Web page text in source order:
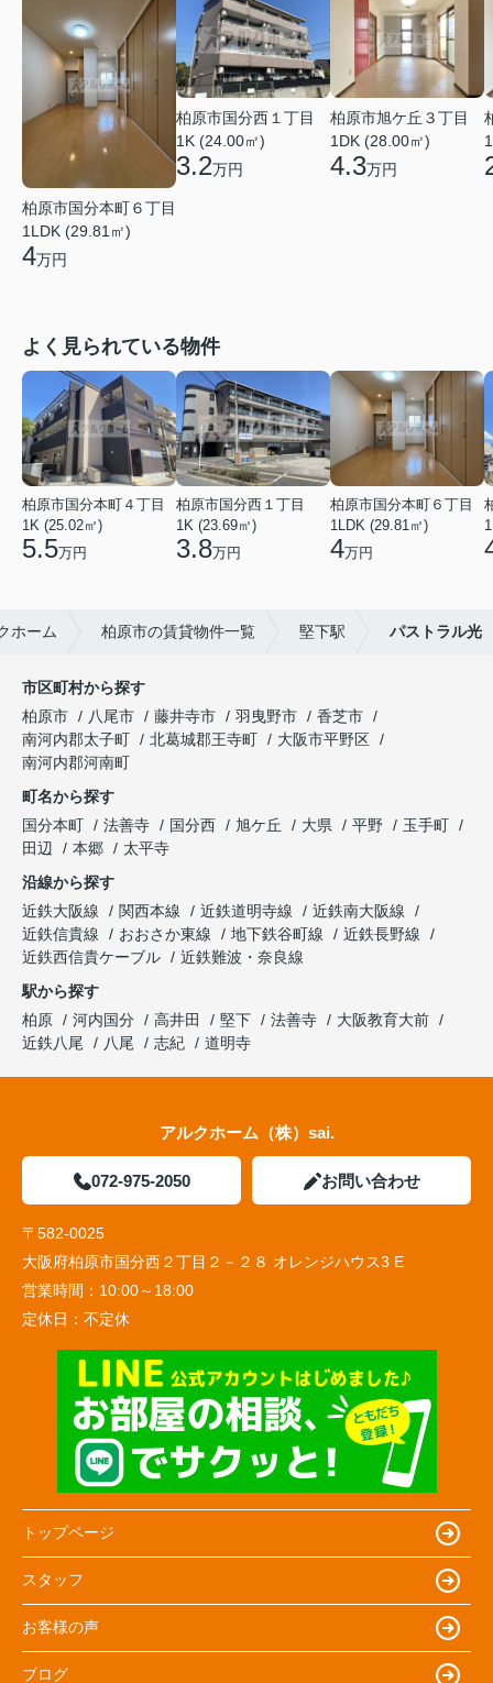
柏原市国分本町６丁目
1LDK (29.81㎡)
4万円
柏原市国分西１丁目
1K (24.00㎡)
3.2万円
柏原市旭ケ丘３丁目
1DK (28.00㎡)
4.3万円
よく見られている物件
柏原市国分本町４丁目
1K (25.02㎡)
5.5万円
柏原市国分西１丁目
1K (23.69㎡)
3.8万円
柏原市国分本町６丁目
1LDK (29.81㎡)
4万円
ホーム 柏原市の賃貸物件一覧 堅下駅 パストラル光
市区町村から探す
柏原市
八尾市 藤井寺市 羽曳野市
香芝市
南河内郡太子町
北葛城郡王寺町
大阪市平野区
南河内郡河南町
町名から探す
国分本町
法善寺 国分西 旭ケ丘 大県 平野
玉手町
田辺
本郷
太平寺
沿線から探す
近鉄大阪線
関西本線 近鉄道明寺線
近鉄南大阪線
近鉄信貴線
おおさか東線 地下鉄谷町線
近鉄長野線
近鉄西信貴ケーブル
近鉄難波・奈良線
駅から探す
柏原
河内国分 高井田 堅下 法善寺
大阪教育大前
近鉄八尾
八尾 志紀 道明寺
アルクホーム（株）sai.
072-975-2050 お問い合わせ
〒582-0025
大阪府柏原市国分西２丁目２－２８ オレンジハウス3 E
営業時間： 10:00～18:00
定休日： 不定休
トップページ
スタッフ
お客様の声
ブログ